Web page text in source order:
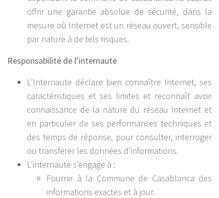
offrir une garantie absolue de sécurité, dans la
mesure où Internet est un réseau ouvert, sensible
par nature à de tels risques.
Responsabilité de l’internaute
L’Internaute déclare bien connaître Internet, ses
caractéristiques et ses limites et reconnaît avoir
connaissance de la nature du réseau Internet et
en particulier de ses performances techniques et
des temps de réponse, pour consulter, interroger
ou transférer les données d’informations.
L’internaute s’engage à :
Fournir à la Commune de Casablanca des
informations exactes et à jour.